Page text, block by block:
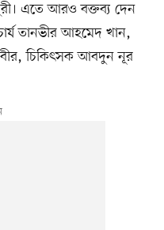
এতে আরও বক্তব্য দেন
তানভীর আহমেদ খান,
চিকিৎসক আবদুন নূর